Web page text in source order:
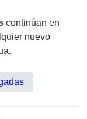
continúan en
nuevo